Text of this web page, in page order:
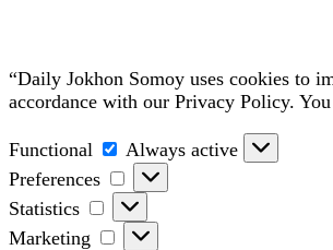
“Daily Jokhon Somoy uses cookies to
accordance with our Privacy Policy.
Functional Functional
Always active
Preferences
Preferences
Statistics
Statistics
Marketing
Marketing